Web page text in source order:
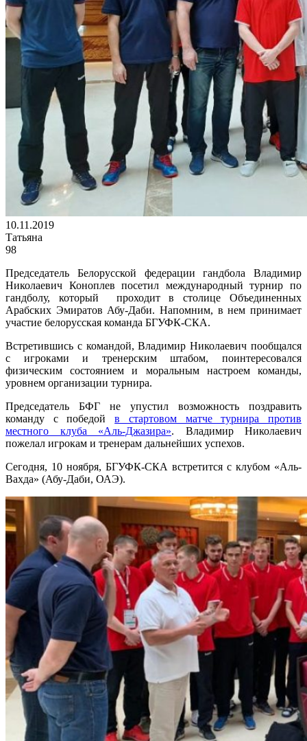
10.11.2019
Татьяна
98
Председатель Белорусской федерации гандбола Владимир
Николаевич Коноплев посетил международный турнир по
гандболу, который проходит в столице Объединенных
Арабских Эмиратов Абу-Даби. Напомним, в нем принимает
участие белорусская команда БГУФК-СКА.
Встретившись с командой, Владимир Николаевич пообщался
с игроками и тренерским штабом, поинтересовался
физическим состоянием и моральным настроем команды,
уровнем организации турнира.
Председатель БФГ не упустил возможность поздравить
команду с победойв стартовом матче турнира против
местного клуба «Аль-Джазира». Владимир Николаевич
пожелал игрокам и тренерам дальнейших успехов.
Сегодня, 10 ноября, БГУФК-СКА встретится с клубом «Аль-
Вахда» (Абу-Даби, ОАЭ).